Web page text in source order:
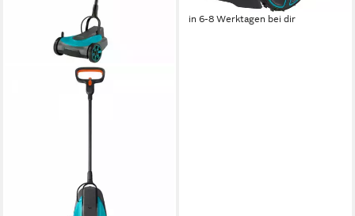
mtl. in 36 Raten
in 6-8 Werktagen bei dir